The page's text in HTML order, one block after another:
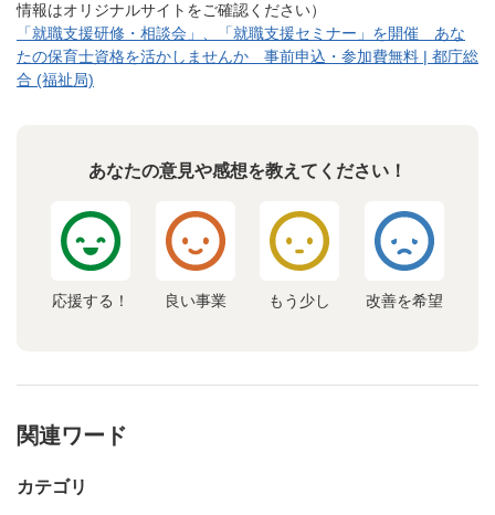
情報はオリジナルサイトをご確認ください）
「就職支援研修・相談会」、「就職支援セミナー」を開催 あな
たの保育士資格を活かしませんか 事前申込・参加費無料 | 都庁総
合 (福祉局)
あなたの意見や感想を教えてください！
応援する！ 良い事業 もう少し 改善を希望
関連ワード
カテゴリ